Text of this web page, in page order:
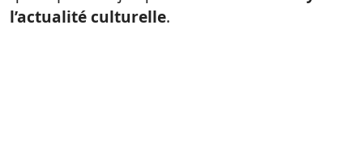
l’actualité culturelle.